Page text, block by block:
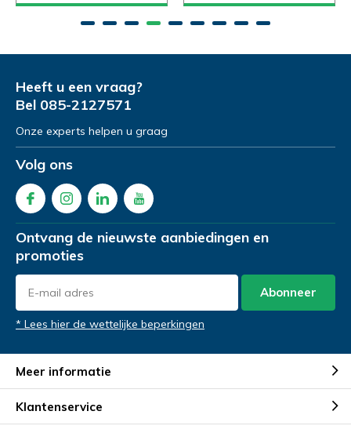
Heeft u een vraag?
Bel 085-2127571
Onze experts helpen u graag
Volg ons
Ontvang de nieuwste aanbiedingen en
promoties
Abonneer
* Lees hier de wettelijke beperkingen
Meer informatie
Klantenservice